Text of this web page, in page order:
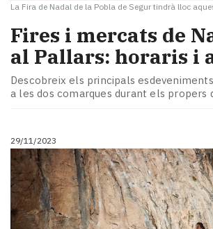
La Fira de Nadal de la Pobla de Segur tindrà lloc
Fires i mercats de
al Pallars: horaris i
Descobreix els principals
a les dos comarques durant els propers
29/11/2023